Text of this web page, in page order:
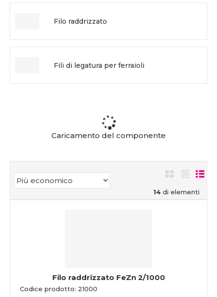
Filo raddrizzato
Fili di legatura per ferraioli
Caricamento del componente
14 di elementi
Filo raddrizzato FeZn 2/1000
Codice prodotto: 21000